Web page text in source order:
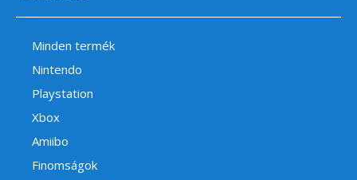
Minden termék
Nintendo
Playstation
Xbox
Amiibo
Finomságok